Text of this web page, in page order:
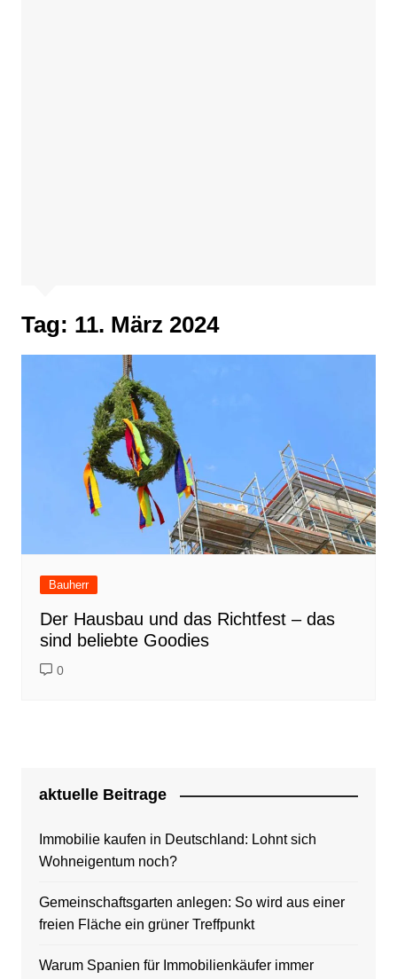
Tag: 11. März 2024
Bauherr
Der Hausbau und das Richtfest – das
sind beliebte Goodies
0
aktuelle Beitrage
Immobilie kaufen in Deutschland: Lohnt sich
Wohneigentum noch?
Gemeinschaftsgarten anlegen: So wird aus einer
freien Fläche ein grüner Treffpunkt
Warum Spanien für Immobilienkäufer immer